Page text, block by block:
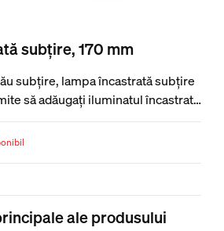
subțire, 170 mm
subțire, lampa încastrată subțire
să adăugați iluminatul încastrat
locuința dvs., cum ar fi cele cu
luminos cu unghi larg și fluxul
ale produsului